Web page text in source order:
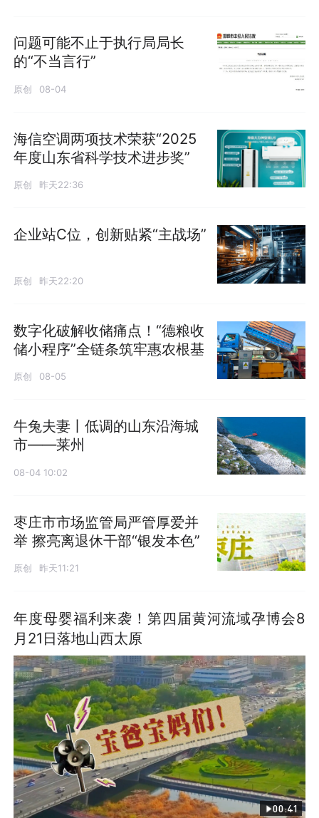
问题可能不止于执行局局长
的“不当言行”
原创 08-04
海信空调两项技术荣获“2025
年度山东省科学技术进步奖”
原创 昨天22:36
企业站C位，创新贴紧“主战场”
原创 昨天22:20
数字化破解收储痛点！“德粮收
储小程序”全链条筑牢惠农根基
原创 08-05
牛兔夫妻丨低调的山东沿海城
市——莱州
08-04 10:02
枣庄市市场监管局严管厚爱并
举 擦亮离退休干部“银发本色”
原创 昨天11:21
年度母婴福利来袭！第四届黄河流域孕博会8
月21日落地山西太原
00:41